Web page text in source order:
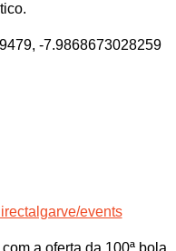
-7.9868673028259
events
a oferta da 100ª bola